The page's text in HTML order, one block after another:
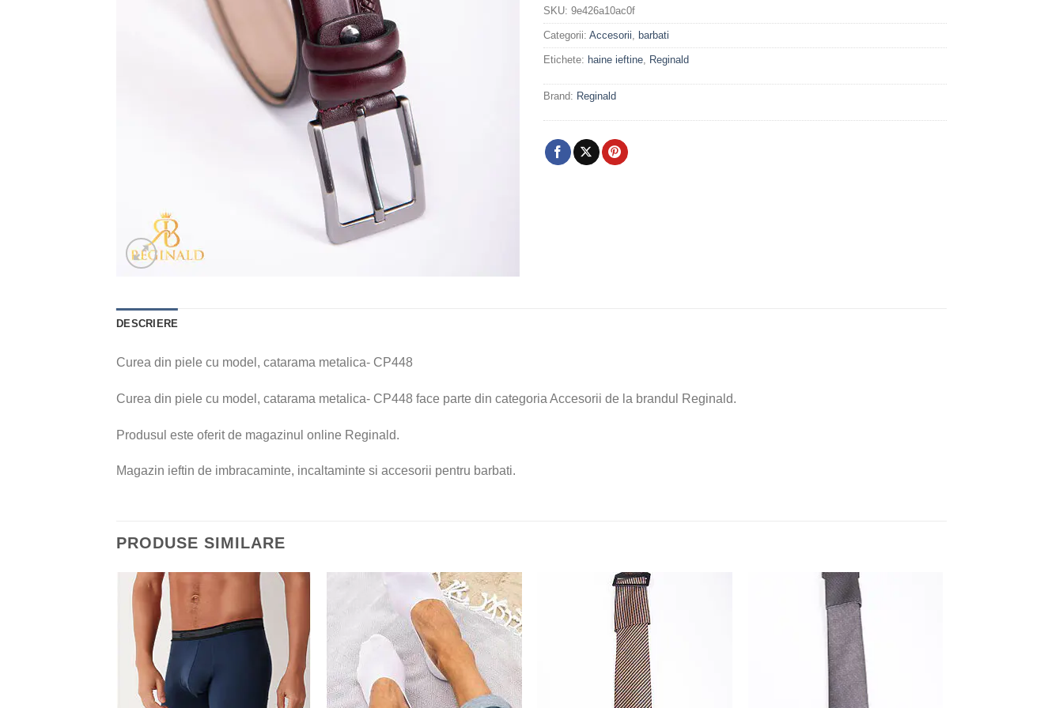
SKU: 9e426a10ac0f
Categorii: Accesorii barbati
Etichete: haine ieftine Reginald
Brand: Reginald
DESCRIERE
Curea din piele cu model, catarama metalica- CP448
Curea din piele cu model, catarama metalica- CP448 face parte din categoria Accesorii de la brandul Reginald.
Produsul este oferit de magazinul online Reginald.
Magazin ieftin de imbracaminte, incaltaminte si accesorii pentru barbati.
PRODUSE SIMILARE